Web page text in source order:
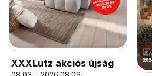
XXXLutz akciós újság